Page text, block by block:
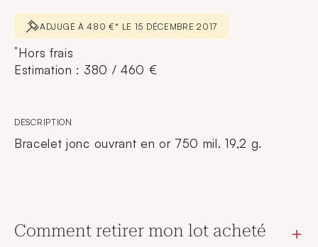
ADJUGÉ À 480 €* LE 15 DÉCEMBRE 2017
*Hors frais
Estimation : 380 / 460 €
DESCRIPTION
Bracelet jonc ouvrant en or 750 mil. 19,2 g.
Comment retirer mon lot acheté